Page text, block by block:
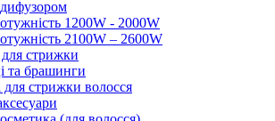
1200W - 2000W
2100W – 2600W
стрижки
та брашинги
стрижки волосся